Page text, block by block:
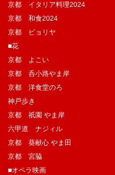
京都 イタリア料理2024
京都 和食2024
京都 ピョリヤ
■花
京都 よこい
京都 呑小路やま岸
京都 洋食堂のろ
神戸歩き
京都 祇園 やま岸
六甲道 ナジィル
京都 葵献心 やま田
京都 宮脇
■オペラ映画